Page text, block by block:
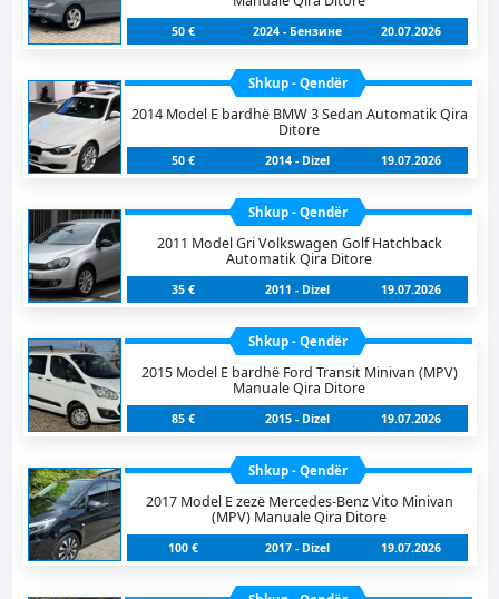
50 € 2024 - Бензинe 20.07.2026
Shkup - Qendër
2014 Model E bardhë BMW 3 Sedan Automatik Qira
Ditore
50 € 2014 - Dizel 19.07.2026
Shkup - Qendër
2011 Model Gri Volkswagen Golf Hatchback
Automatik Qira Ditore
35 € 2011 - Dizel 19.07.2026
Shkup - Qendër
2015 Model E bardhë Ford Transit Minivan (MPV)
Manuale Qira Ditore
85 € 2015 - Dizel 19.07.2026
Shkup - Qendër
2017 Model E zezë Mercedes-Benz Vito Minivan
(MPV) Manuale Qira Ditore
100 € 2017 - Dizel 19.07.2026